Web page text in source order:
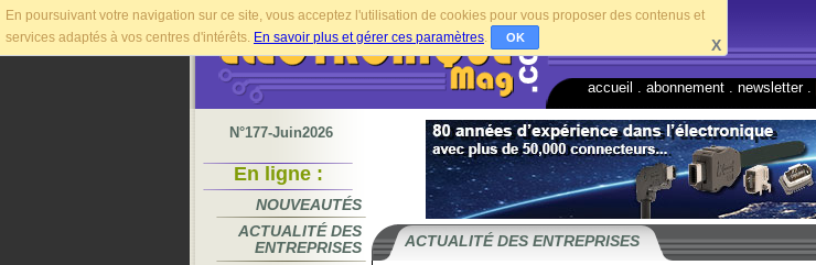
En poursuivant votre navigation sur ce site, vous acceptez l'utilisation de cookies pour vous proposer des contenus et
services adaptés à vos centres d'intérêts. En savoir plus et gérer ces paramètres. OK X
accueil abonnement newsletter.
N°177-Juin2026
En ligne :
NOUVEAUTÉS
ACTUALITÉ DES
ENTREPRISES ACTUALITÉ DES ENTREPRISES